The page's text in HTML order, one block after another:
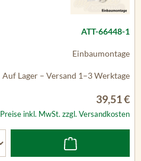
ATT-66448-1
Einbaumontage
Auf Lager – Versand 1–3 Werktage
39,51 €
Preise inkl. MwSt. zzgl. Versandkosten